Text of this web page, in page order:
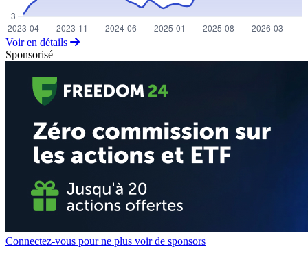
Voir en détails
Sponsorisé
Connectez-vous pour ne plus voir de sponsors